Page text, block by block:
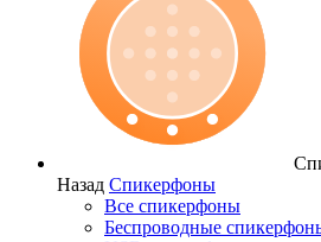
Назад Спикерфоны
Все спикерфоны
Беспроводные